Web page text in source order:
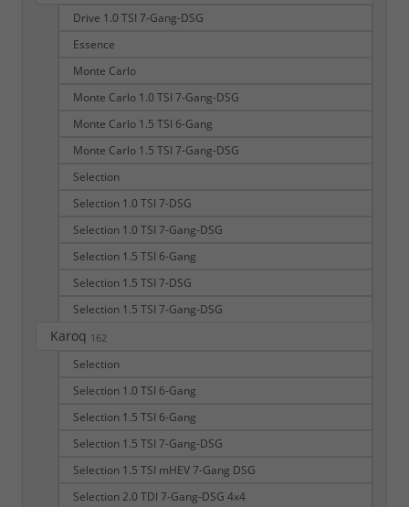
Drive 1.0 TSI 7-Gang-DSG
Essence
Monte Carlo
Monte Carlo 1.0 TSI 7-Gang-DSG
Monte Carlo 1.5 TSI 6-Gang
Monte Carlo 1.5 TSI 7-Gang-DSG
Selection
Selection 1.0 TSI 7-DSG
Selection 1.0 TSI 7-Gang-DSG
Selection 1.5 TSI 6-Gang
Selection 1.5 TSI 7-DSG
Selection 1.5 TSI 7-Gang-DSG
Karoq 162
Selection
Selection 1.0 TSI 6-Gang
Selection 1.5 TSI 6-Gang
Selection 1.5 TSI 7-Gang-DSG
Selection 1.5 TSI mHEV 7-Gang DSG
Selection 2.0 TDI 7-Gang-DSG 4x4